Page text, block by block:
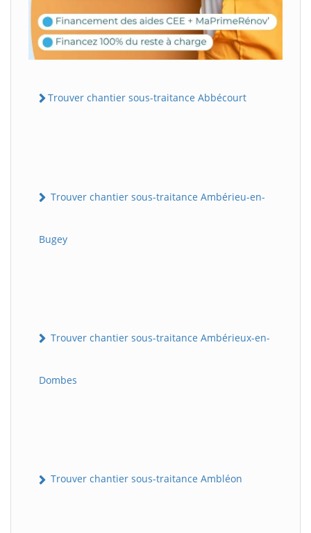
Trouver chantier sous-traitance Abbécourt
Trouver chantier sous-traitance Ambérieu-en-
Bugey
Trouver chantier sous-traitance Ambérieux-en-
Dombes
Trouver chantier sous-traitance Ambléon